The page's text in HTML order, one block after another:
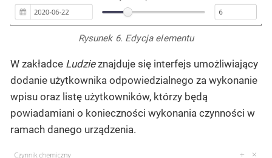
Rysunek 6. Edycja elementu
W zakładce Ludzieznajduje się interfejs umożliwiający
dodanie użytkownika odpowiedzialnego za wykonanie
wpisu oraz listę użytkowników, którzy będą
powiadamiani o konieczności wykonania czynności w
ramach danego urządzenia.